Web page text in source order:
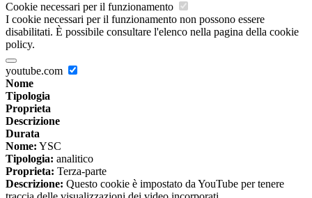
Cookie necessari per il funzionamento
I cookie necessari per il funzionamento non possono essere
disabilitati. È possibile consultare l'elenco nella pagina della cookie
policy.
youtube.com
Nome
Tipologia
Proprieta
Descrizione
Durata
Nome: YSC
Tipologia: analitico
Proprieta: Terza-parte
Descrizione: Questo cookie è impostato da YouTube per tenere